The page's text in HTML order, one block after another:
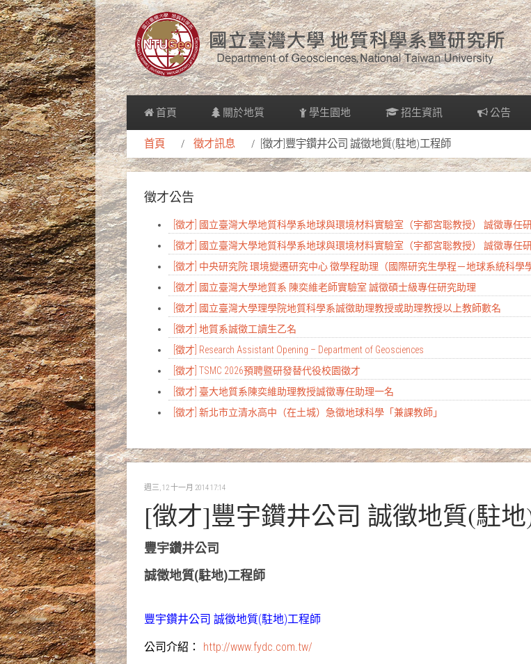
首頁 關於地質 學生園地 招生資訊 公告
首頁 徵才訊息 [徵才]豐宇鑽井公司 誠徵地質(駐地)工程師
徵才公告
[徵才] 國立臺灣大學地質科學系地球與環境材料實驗室（宇都宮聡教授） 誠徵專任
[徵才] 國立臺灣大學地質科學系地球與環境材料實驗室（宇都宮聡教授） 誠徵專任
[徵才] 中央研究院 環境變遷研究中心 徵學程助理（國際研究生學程－地球系統科學
[徵才] 國立臺灣大學地質系 陳奕維老師實驗室 誠徵碩士級專任研究助理
[徵才] 國立臺灣大學理學院地質科學系誠徵助理教授或助理教授以上教師數名
[徵才] 地質系誠徵工讀生乙名
[徵才] Research Assistant Opening – Department of Geosciences
[徵才] TSMC 2026預聘暨研發替代役校園徵才
[徵才] 臺大地質系陳奕維助理教授誠徵專任助理一名
[徵才] 新北市立清水高中（在土城）急徵地球科學「兼課教師」
週三, 12 十一月 2014 17:14
[徵才]豐宇鑽井公司 誠徵地質(駐
豐宇鑽井公司
誠徵地質(駐地)工程師
豐宇鑽井公司 誠徵地質(駐地)工程師
公司介紹：
http://www.fydc.com.tw/